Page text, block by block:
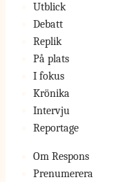
Utblick
Debatt
Replik
På plats
I fokus
Krönika
Intervju
Reportage
Om Respons
Prenumerera